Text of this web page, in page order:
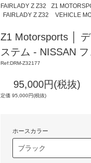
FAIRLADY Z Z32 Z1
FAIRLADY Z Z32
VEHICLE
Z1 Motorsports │
ステム - NISSAN
Ref:DRM-Z32177
95,000円(税抜)
定価 95,000円(税抜)
ホースカラー